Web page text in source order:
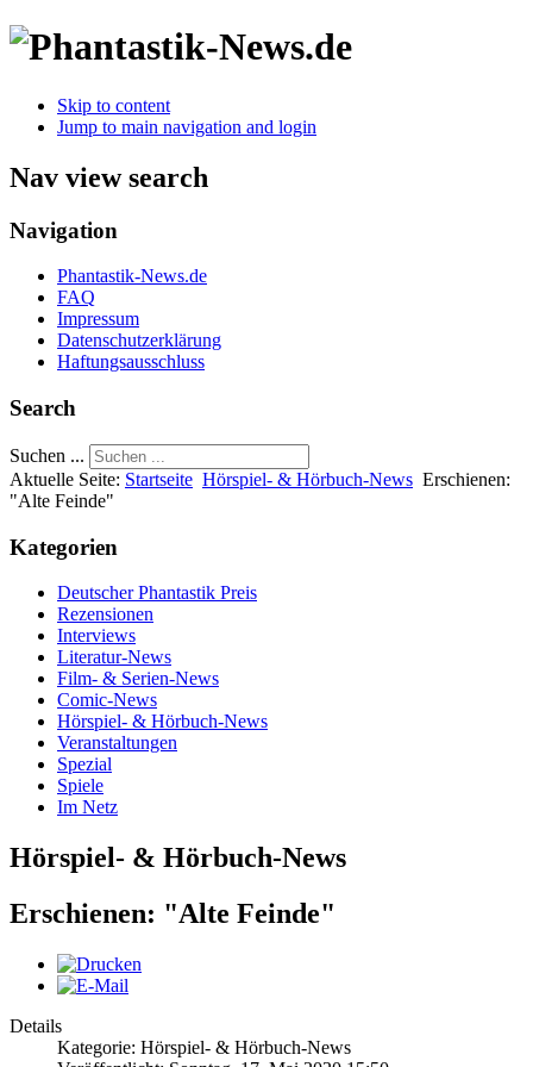
Skip to content
Jump to main navigation and login
Nav view search
Navigation
Phantastik-News.de
FAQ
Impressum
Datenschutzerklärung
Haftungsausschluss
Search
Suchen ...
Aktuelle Seite: Startseite Hörspiel- & Hörbuch-News Erschienen:
"Alte Feinde"
Kategorien
Deutscher Phantastik Preis
Rezensionen
Interviews
Literatur-News
Film- & Serien-News
Comic-News
Hörspiel- & Hörbuch-News
Veranstaltungen
Spezial
Spiele
Im Netz
Hörspiel- & Hörbuch-News
Erschienen: "Alte Feinde"
Details
Kategorie: Hörspiel- & Hörbuch-News